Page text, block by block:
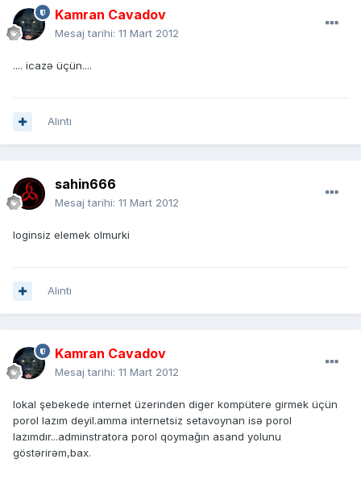
Kamran Cavadov
Mesaj tarihi: 11 Mart 2012
.... icazə üçün....
Alıntı
sahin666
Mesaj tarihi: 11 Mart 2012
loginsiz elemek olmurki
Alıntı
Kamran Cavadov
Mesaj tarihi: 11 Mart 2012
lokal şebekede internet üzerinden diger kompütere girmek üçün
porol lazım deyil.amma internetsiz setavoynan isə porol
lazımdır...adminstratora porol qoymağın asand yolunu
göstərirəm,bax.